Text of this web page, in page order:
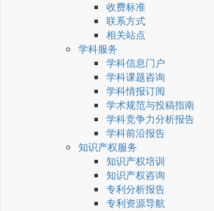
收费标准
联系方式
相关站点
学科服务
学科信息门户
学科课题咨询
学科情报订阅
学术规范与投稿指南
学科竞争力分析报告
学科前沿报告
知识产权服务
知识产权培训
知识产权咨询
专利分析报告
专利资源导航